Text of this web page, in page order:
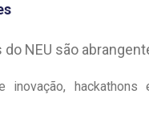
do NEU são
inovação,